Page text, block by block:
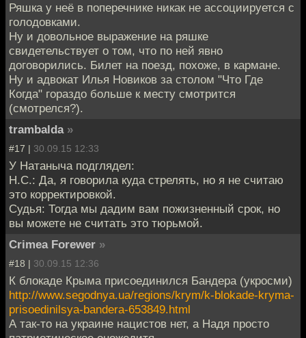
Ряшка у неё в поперечнике никак не ассоциируется с
голодовками.
Ну и довольное выражение на ряшке
свидетельствует о том, что по ней явно
договорились. Билет на поезд, похоже, в кармане.
Ну и адвокат Илья Новиков за столом "Что Где
Когда" гораздо больше к месту смотрится
(смотрелся?).
trambalda »
#17 | 30.09.15 12:33
У Натаныча подглядел:
Н.С.: Да, я говорила куда стрелять, но я не считаю
это корректировкой.
Судья: Тогда мы дадим вам пожизненный срок, но
вы можете не считать это тюрьмой.
Crimea Forewer »
#18 | 30.09.15 12:36
К блокаде Крыма присоединился Бандера (укросми)
http://www.segodnya.ua/regions/krym/k-blokade-kryma-
prisoedinilsya-bandera-653849.html
А так-то на украине нацистов нет, а Надя просто